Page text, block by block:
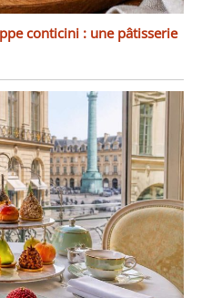
La porcelaine
qualité
pouvez également
ses propres
pour
la nourriture plus
MALACASA
souhaite un bon
conticini : une pâtisserie